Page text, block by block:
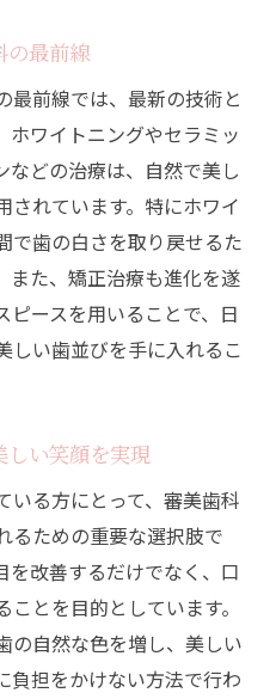
ロセスと歯医者の役割
クリニックのホワイト
ニング体験とその効果
グ技術と歯医者のアプ
ーソナライズドホワイ
い歯を手に入れる方法
医者での自信に満ちた
ちた笑顔の変化
自己表現の自由
ズ治療と笑顔の関係
案するスマイルメイク
の最前線
最前線では、最新の技術と
ホワイトニングやセラミッ
などの治療は、自然で美し
されています。特にホワイ
で歯の白さを取り戻せるた
また、矯正治療も進化を遂
ピースを用いることで、日
しい歯並びを手に入れるこ
しい笑顔を実現
いる方にとって、審美歯科
るための重要な選択肢で
を改善するだけでなく、口
とを目的としています。
の自然な色を増し、美しい
負担をかけない方法で行わ